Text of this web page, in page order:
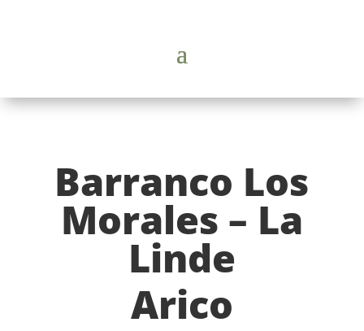
Barranco Los
Morales – La
Linde
Arico